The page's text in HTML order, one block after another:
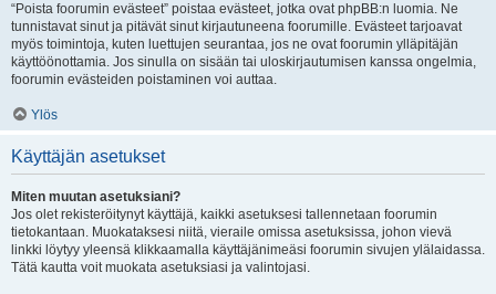
“Poista foorumin evästeet” poistaa evästeet, jotka ovat phpBB:n luomia. Ne
tunnistavat sinut ja pitävät sinut kirjautuneena foorumille. Evästeet tarjoavat
myös toimintoja, kuten luettujen seurantaa, jos ne ovat foorumin ylläpitäjän
käyttöönottamia. Jos sinulla on sisään tai uloskirjautumisen kanssa ongelmia,
foorumin evästeiden poistaminen voi auttaa.
Ylös
Käyttäjän asetukset
Miten muutan asetuksiani?
Jos olet rekisteröitynyt käyttäjä, kaikki asetuksesi tallennetaan foorumin
tietokantaan. Muokataksesi niitä, vieraile omissa asetuksissa, johon vievä
linkki löytyy yleensä klikkaamalla käyttäjänimeäsi foorumin sivujen ylälaidassa.
Tätä kautta voit muokata asetuksiasi ja valintojasi.